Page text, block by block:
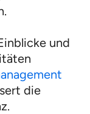
und
die